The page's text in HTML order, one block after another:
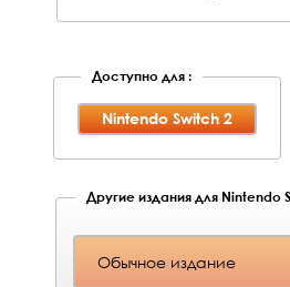
Доступно для :
Nintendo Switch 2
Другие издания для Nintendo
Обычное издание